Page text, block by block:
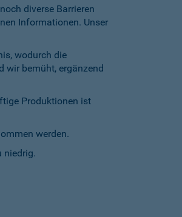
diverse Barrieren
Informationen. Unser
wodurch die
wir bemüht, ergänzend
Produktionen ist
werden.
niedrig.